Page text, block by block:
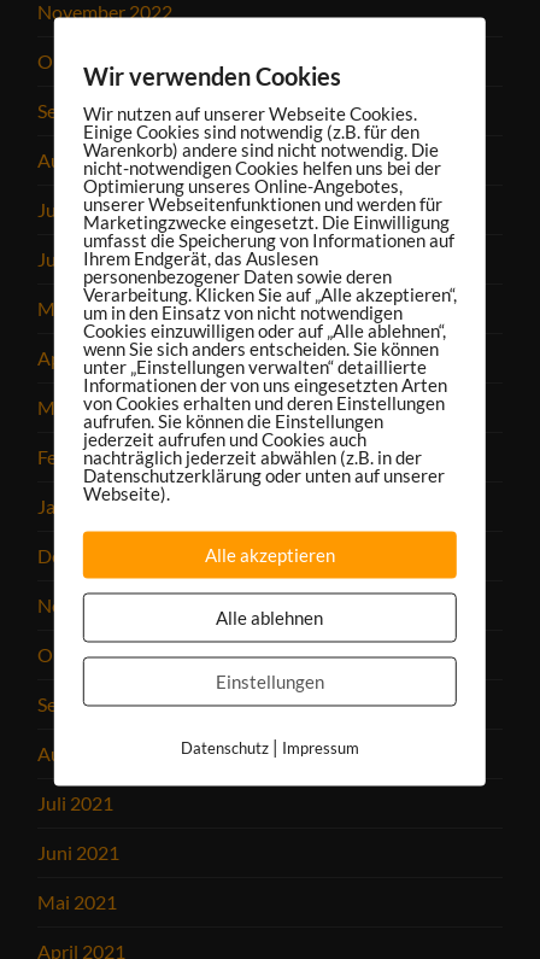
November 2022
Oktober 2022
September 2022
August 2022
Juli 2022
Juni 2022
Mai 2022
April 2022
März 2022
Februar 2022
Januar 2022
Dezember 2021
November 2021
Oktober 2021
September 2021
August 2021
Juli 2021
Juni 2021
Mai 2021
April 2021
Wir verwenden Cookies
Wir nutzen auf unserer Webseite Cookies.
Einige Cookies sind notwendig (z.B. für den
Warenkorb) andere sind nicht notwendig. Die
nicht-notwendigen Cookies helfen uns bei der
Optimierung unseres Online-Angebotes,
unserer Webseitenfunktionen und werden für
Marketingzwecke eingesetzt. Die Einwilligung
umfasst die Speicherung von Informationen auf
Ihrem Endgerät, das Auslesen
personenbezogener Daten sowie deren
Verarbeitung. Klicken Sie auf „Alle akzeptieren“,
um in den Einsatz von nicht notwendigen
Cookies einzuwilligen oder auf „Alle ablehnen“,
wenn Sie sich anders entscheiden. Sie können
unter „Einstellungen verwalten“ detaillierte
Informationen der von uns eingesetzten Arten
von Cookies erhalten und deren Einstellungen
aufrufen. Sie können die Einstellungen
jederzeit aufrufen und Cookies auch
nachträglich jederzeit abwählen (z.B. in der
Datenschutzerklärung oder unten auf unserer
Webseite).
Alle akzeptieren
Alle ablehnen
Einstellungen
Datenschutz| Impressum